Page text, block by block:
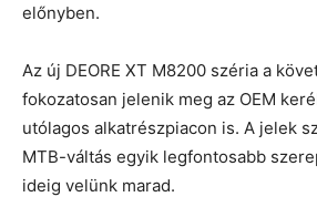
előnyben.
Az új DEORE XT M8200 széria a
fokozatosan jelenik meg az OEM
utólagos alkatrészpiacon is. A jelek
MTB-váltás egyik legfontosabb
ideig velünk marad.